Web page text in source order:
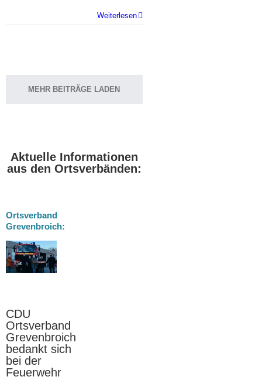
Weiterlesen
MEHR BEITRÄGE LADEN
Aktuelle Informationen
aus den Ortsverbänden:
Ortsverband
Grevenbroich:
CDU
Ortsverband
Grevenbroich
bedankt sich
bei der
Feuerwehr